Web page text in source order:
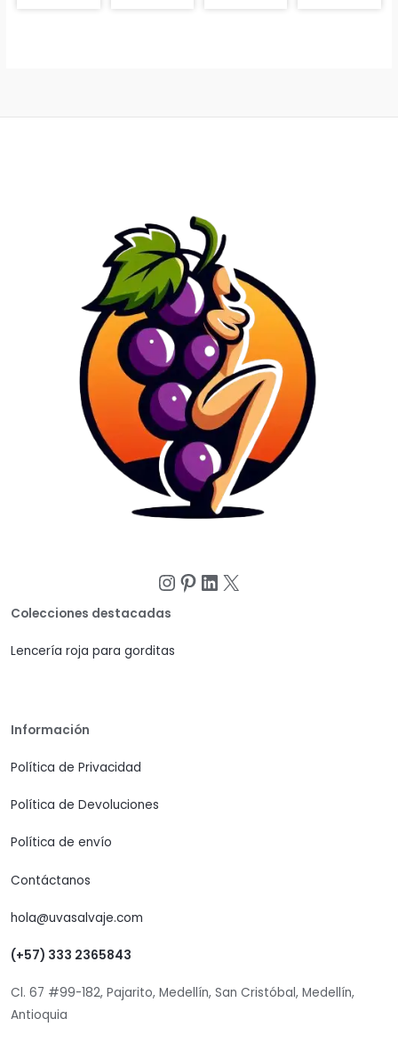
Instagram
Pinterest
LinkedIn
X
Colecciones destacadas
Lencería roja para gorditas
Información
Política de Privacidad
Política de Devoluciones
Política de envío
Contáctanos
hola@uvasalvaje.com
(+57) 333 2365843
Cl. 67 #99-182, Pajarito, Medellín, San Cristóbal, Medellín,
Antioquia